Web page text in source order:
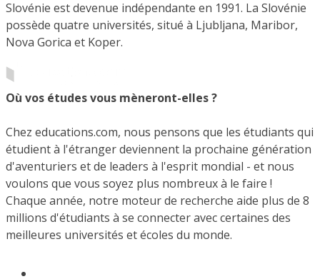
Slovénie est devenue indépendante en 1991. La Slovénie
possède quatre universités, situé à Ljubljana, Maribor,
Nova Gorica et Koper.
Où vos études vous mèneront-elles ?
Chez educations.com, nous pensons que les étudiants qui
étudient à l'étranger deviennent la prochaine génération
d'aventuriers et de leaders à l'esprit mondial - et nous
voulons que vous soyez plus nombreux à le faire !
Chaque année, notre moteur de recherche aide plus de 8
millions d'étudiants à se connecter avec certaines des
meilleures universités et écoles du monde.